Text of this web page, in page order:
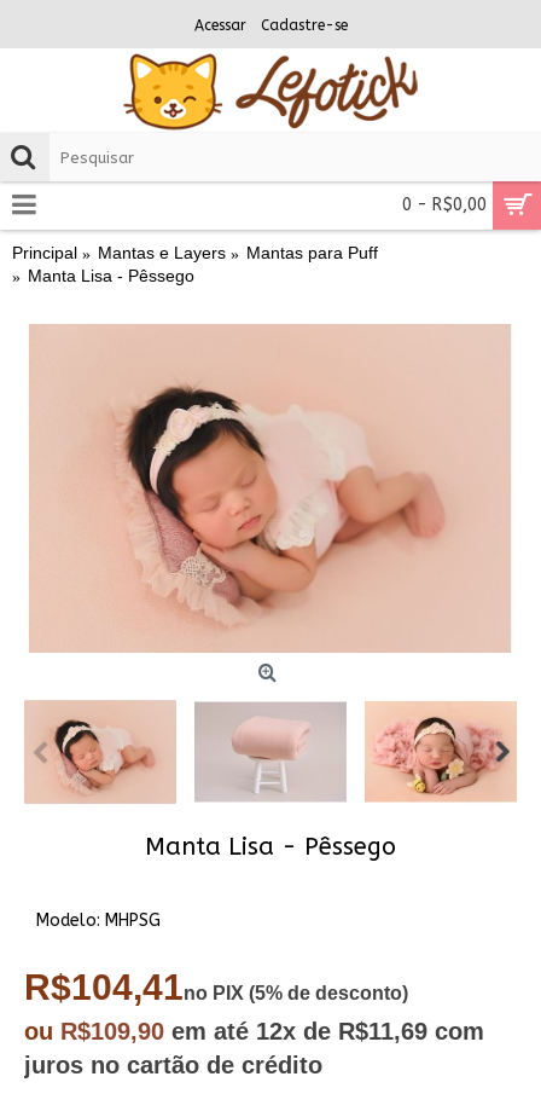
Acessar Cadastre-se
0 - R$0,00
Principal Mantas e Layers
Mantas para Puff
Manta Lisa - Pêssego
Manta Lisa - Pêssego
Modelo: MHPSG
R$104,41no PIX (5% de desconto)
ou R$109,90 em até 12x de R$11,69 com
juros no cartão de crédito